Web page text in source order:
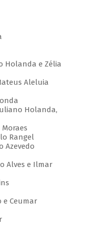
Holanda e Zélia
Aleluia
Holanda,
Rangel
Azevedo
Alves e Ilmar
e Ceumar